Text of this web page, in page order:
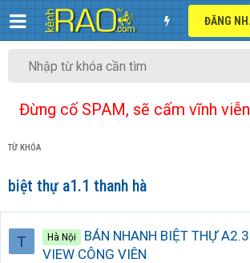
Đừng cố SPAM, sẽ cấm vĩnh
TỪ KHÓA
biệt thự a1.1 thanh hà
T Hà Nội
BÁN NHANH BIỆT THỰ
VIEW CÔNG VIÊN